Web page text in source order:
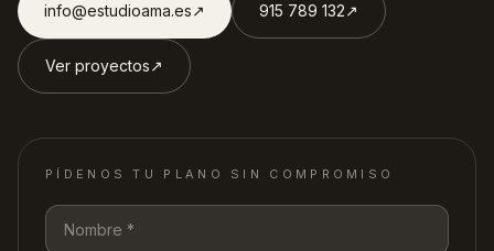
info@estudioama.es↗︎ 915 789 132↗︎
Ver proyectos↗︎
PÍDENOS TU PLANO SIN COMPROMISO